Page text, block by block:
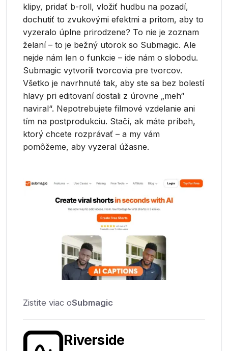
klipy, pridať b-roll, vložiť hudbu na pozadí,
dochutiť to zvukovými efektmi a pritom, aby to
vyzeralo úplne prirodzene? To nie je zoznam
želaní – to je bežný utorok so Submagic. Ale
nejde nám len o funkcie – ide nám o slobodu.
Submagic vytvorili tvorcovia pre tvorcov.
Všetko je navrhnuté tak, aby ste sa bez bolestí
hlavy pri editovaní dostali z úrovne „meh“
naviral“. Nepotrebujete filmové vzdelanie ani
tím na postprodukciu. Stačí, ak máte príbeh,
ktorý chcete rozprávať – a my vám
pomôžeme, aby vyzeral úžasne.
Zistite viac oSubmagic
Riverside